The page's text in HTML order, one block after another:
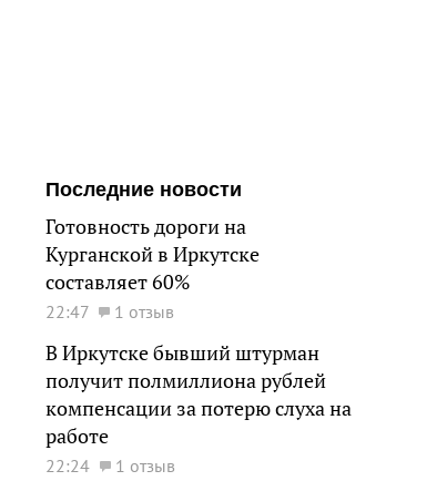
Последние новости
Готовность дороги на
Курганской в Иркутске
составляет 60%
22:47 1 отзыв
В Иркутске бывший штурман
получит полмиллиона рублей
компенсации за потерю слуха на
работе
22:24 1 отзыв